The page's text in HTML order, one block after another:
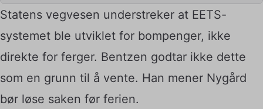
Statens vegvesen understreker at EETS-
systemet ble utviklet for bompenger, ikke
direkte for ferger. Bentzen godtar ikke dette
som en grunn til å vente. Han mener Nygård
bør løse saken før ferien.